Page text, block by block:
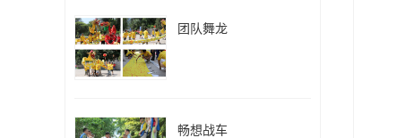
团队舞龙
畅想战车